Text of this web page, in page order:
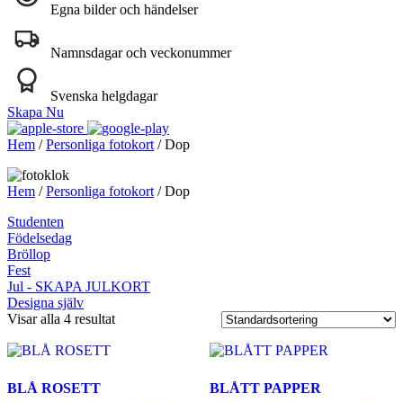
Egna bilder och händelser
Namnsdagar och veckonummer
Svenska helgdagar
Skapa Nu
Hem /Personliga fotokort / Dop
Hem /Personliga fotokort / Dop
Studenten
Födelsedag
Bröllop
Fest
Jul - SKAPA JULKORT
Designa själv
Visar alla 4 resultat
BLÅ ROSETT
BLÅTT PAPPER